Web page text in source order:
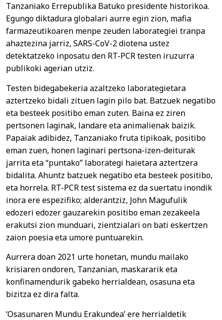
Tanzaniako Errepublika Batuko presidente historikoa.
Egungo diktadura globalari aurre egin zion, mafia
farmazeutikoaren menpe zeuden laborategiei tranpa
ahaztezina jarriz, SARS-CoV-2 diotena ustez
detektatzeko inposatu den RT-PCR testen iruzurra
publikoki agerian utziz.
Testen bidegabekeria azaltzeko laborategietara
aztertzeko bidali zituen lagin pilo bat. Batzuek negatibo
eta besteek positibo eman zuten. Baina ez ziren
pertsonen laginak, landare eta animalienak baizik.
Papaiak adibidez, Tanzaniako fruta tipikoak, positibo
eman zuen, honen laginari pertsona-izen-deiturak
jarrita eta “puntako” laborategi haietara aztertzera
bidalita. Ahuntz batzuek negatibo eta besteek positibo,
eta horrela. RT-PCR test sistema ez da suertatu inondik
inora ere espezifiko; alderantziz, John Magufulik
edozeri edozer gauzarekin positibo eman zezakeela
erakutsi zion munduari, zientzialari on bati eskertzen
zaion poesia eta umore puntuarekin.
Aurrera doan 2021 urte honetan, mundu mailako
krisiaren ondoren, Tanzanian, maskararik eta
konfinamendurik gabeko herrialdean, osasuna eta
bizitza ez dira falta.
‘Osasunaren Mundu Erakundea’ ere herrialdetik